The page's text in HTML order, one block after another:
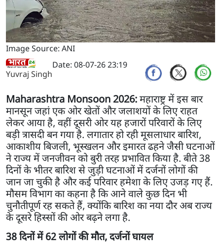
Image Source: ANI
Yuvraj Singh
Date: 08-07-26 23:19
Maharashtra Monsoon 2026:महाराष्ट्र में इस बार
मानसून जहां एक ओर खेतों और जलाशयों के लिए राहत
लेकर आया है, वहीं दूसरी ओर यह हजारों परिवारों के लिए
बड़ी त्रासदी बन गया है. लगातार हो रही मूसलाधार बारिश,
आकाशीय बिजली, भूस्खलन और इमारत ढहने जैसी घटनाओं
ने राज्य में जनजीवन को बुरी तरह प्रभावित किया है. बीते 38
दिनों के भीतर बारिश से जुड़ी घटनाओं में दर्जनों लोगों की
जान जा चुकी है और कई परिवार हमेशा के लिए उजड़ गए हैं.
मौसम विभाग का कहना है कि आने वाले कुछ दिन भी
चुनौतीपूर्ण रह सकते हैं, क्योंकि बारिश का नया दौर अब राज्य
के दूसरे हिस्सों की ओर बढ़ने लगा है.
38 दिनों में 62 लोगों की मौत, दर्जनों घायल